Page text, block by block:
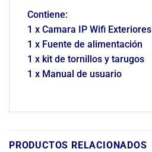
Contiene:
1 x Camara IP Wifi Exteriores
1 x Fuente de alimentación
1 x kit de tornillos y tarugos
1 x Manual de usuario
PRODUCTOS RELACIONADOS